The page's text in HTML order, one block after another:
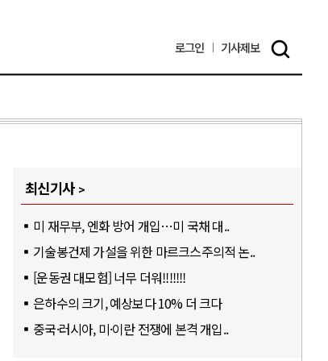
로그인 기사제보
최신기사
미 재무부, 엔화 방어 개입…미 국채 대..
기술봉건제 가설을 위한 마르크스주의적 논..
[운동권 대모험] 너무 더워!!!!!!!
은하수의 크기, 예상보다 10% 더 크다
중국·러시아, 미·이란 전쟁에 본격 개입..